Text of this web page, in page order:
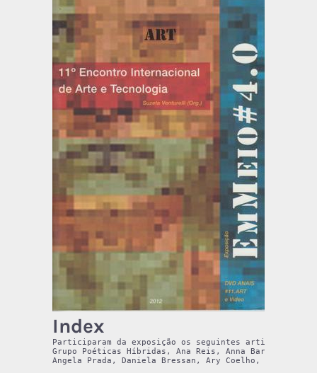
Index
Participaram da exposição os seguintes artistas:
Grupo Poéticas Híbridas, Ana Reis, Anna Barros,
Angela Prada, Daniela Bressan, Ary Coelho,